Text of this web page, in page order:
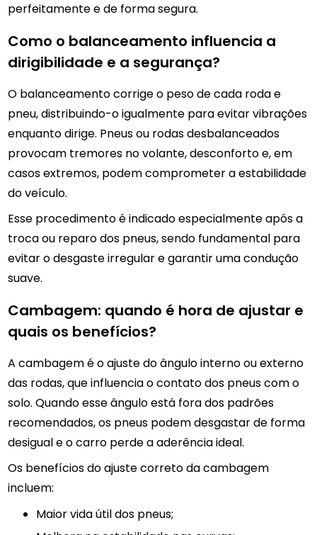
perfeitamente e de forma segura.
Como o balanceamento influencia a
dirigibilidade e a segurança?
O balanceamento corrige o peso de cada roda e
pneu, distribuindo-o igualmente para evitar vibrações
enquanto dirige. Pneus ou rodas desbalanceados
provocam tremores no volante, desconforto e, em
casos extremos, podem comprometer a estabilidade
do veículo.
Esse procedimento é indicado especialmente após a
troca ou reparo dos pneus, sendo fundamental para
evitar o desgaste irregular e garantir uma condução
suave.
Cambagem: quando é hora de ajustar e
quais os benefícios?
A cambagem é o ajuste do ângulo interno ou externo
das rodas, que influencia o contato dos pneus com o
solo. Quando esse ângulo está fora dos padrões
recomendados, os pneus podem desgastar de forma
desigual e o carro perde a aderência ideal.
Os benefícios do ajuste correto da cambagem
incluem:
Maior vida útil dos pneus;